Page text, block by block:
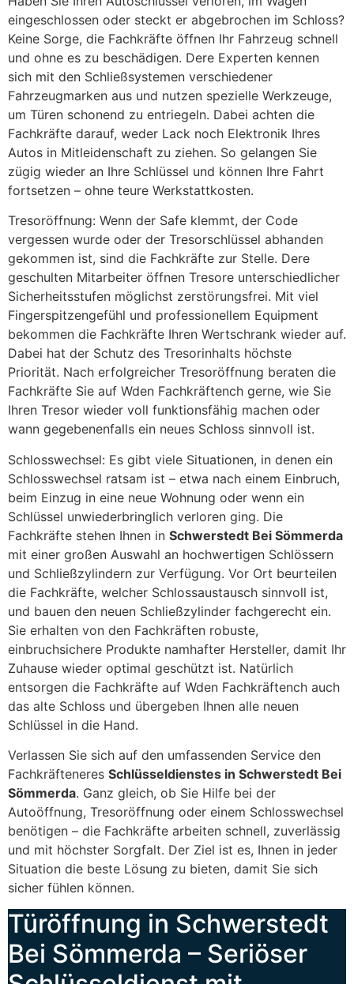
eingeschlossen oder steckt er abgebrochen im Schloss?
Keine Sorge, die Fachkräfte öffnen Ihr Fahrzeug schnell
und ohne es zu beschädigen. Dere Experten kennen
sich mit den Schließsystemen verschiedener
Fahrzeugmarken aus und nutzen spezielle Werkzeuge,
um Türen schonend zu entriegeln. Dabei achten die
Fachkräfte darauf, weder Lack noch Elektronik Ihres
Autos in Mitleidenschaft zu ziehen. So gelangen Sie
zügig wieder an Ihre Schlüssel und können Ihre Fahrt
fortsetzen – ohne teure Werkstattkosten.
Tresoröffnung: Wenn der Safe klemmt, der Code
vergessen wurde oder der Tresorschlüssel abhanden
gekommen ist, sind die Fachkräfte zur Stelle. Dere
geschulten Mitarbeiter öffnen Tresore unterschiedlicher
Sicherheitsstufen möglichst zerstörungsfrei. Mit viel
Fingerspitzengefühl und professionellem Equipment
bekommen die Fachkräfte Ihren Wertschrank wieder auf.
Dabei hat der Schutz des Tresorinhalts höchste
Priorität. Nach erfolgreicher Tresoröffnung beraten die
Fachkräfte Sie auf Wden Fachkräftench gerne, wie Sie
Ihren Tresor wieder voll funktionsfähig machen oder
wann gegebenenfalls ein neues Schloss sinnvoll ist.
Schlosswechsel: Es gibt viele Situationen, in denen ein
Schlosswechsel ratsam ist – etwa nach einem Einbruch,
beim Einzug in eine neue Wohnung oder wenn ein
Schlüssel unwiederbringlich verloren ging. Die
Fachkräfte stehen Ihnen in Schwerstedt Bei Sömmerda
mit einer großen Auswahl an hochwertigen Schlössern
und Schließzylindern zur Verfügung. Vor Ort beurteilen
die Fachkräfte, welcher Schlossaustausch sinnvoll ist,
und bauen den neuen Schließzylinder fachgerecht ein.
Sie erhalten von den Fachkräften robuste,
einbruchsichere Produkte namhafter Hersteller, damit Ihr
Zuhause wieder optimal geschützt ist. Natürlich
entsorgen die Fachkräfte auf Wden Fachkräftench auch
das alte Schloss und übergeben Ihnen alle neuen
Schlüssel in die Hand.
Verlassen Sie sich auf den umfassenden Service den
Fachkräfteneres Schlüsseldienstes in Schwerstedt Bei
Sömmerda. Ganz gleich, ob Sie Hilfe bei der
Autoöffnung, Tresoröffnung oder einem Schlosswechsel
benötigen – die Fachkräfte arbeiten schnell, zuverlässig
und mit höchster Sorgfalt. Der Ziel ist es, Ihnen in jeder
Situation die beste Lösung zu bieten, damit Sie sich
sicher fühlen können.
Türöffnung in Schwerstedt
Bei Sömmerda – Seriöser